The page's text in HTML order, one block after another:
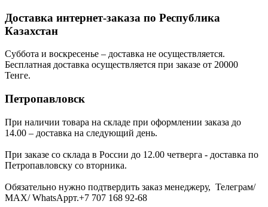
Доставка интернет-заказа по Республика
Казахстан
Суббота и воскресенье – доставка не осуществляется.
Бесплатная доставка осуществляется при заказе от 20000
Тенге.
Петропавловск
При наличии товара на складе при оформлении заказа до
14.00 – доставка на следующий день.
При заказе со склада в России до 12.00 четверга - доставка по
Петропавловску со вторника.
Обязательно нужно подтвердить заказ менеджеру, Телеграм/
МАХ/ WhatsAppт.+7 707 168 92-68